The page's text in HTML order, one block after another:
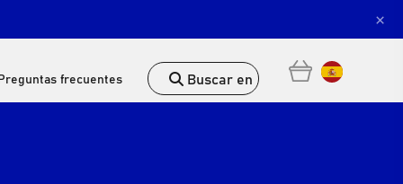
×
frecuentes Buscar en